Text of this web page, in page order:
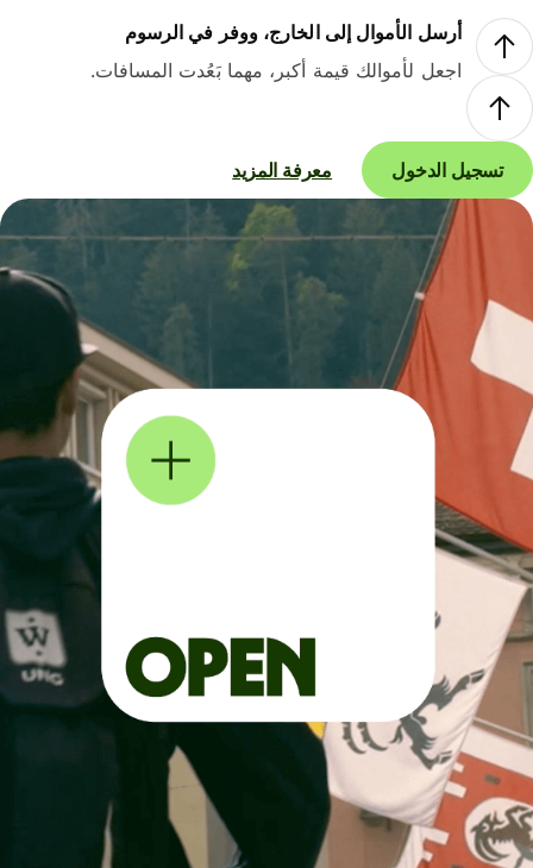
أرسل الأموال إلى الخارج، ووفر في الرسوم
اجعل لأموالك قيمة أكبر، مهما بَعُدت المسافات.
تسجيل الدخول معرفة المزيد